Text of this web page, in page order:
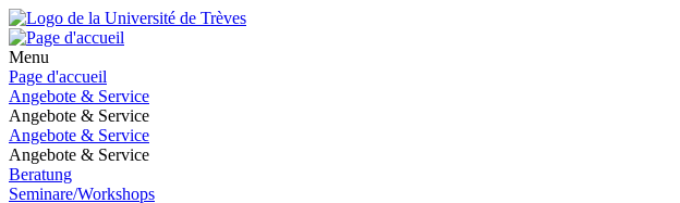
Menu
Page d'accueil
Angebote & Service
Angebote & Service
Angebote & Service
Angebote & Service
Beratung
Seminare/Workshops